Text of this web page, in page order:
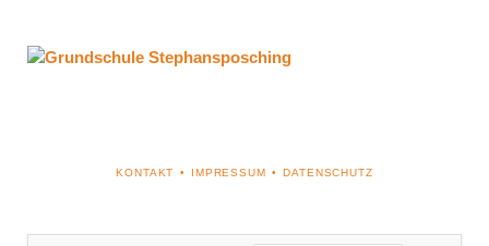
NAVIGATION
KONTAKT IMPRESSUM DATENSCHUTZ